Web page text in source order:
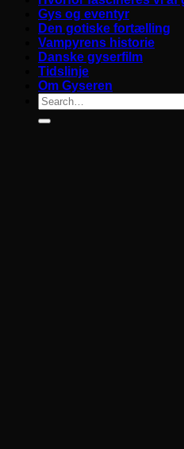
Gys og eventyr
Den gotiske fortælling
Vampyrens historie
Danske gyserfilm
Tidslinje
Om Gyseren